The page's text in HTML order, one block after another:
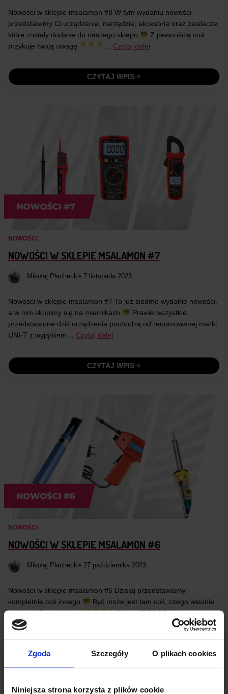
Zgoda Szczegóły O plikach cookies
Niniejsza strona korzysta z plików cookie
Nowości w sklepie msalamon #8 W tym wydaniu nowości
przedstawimy Ci urządzenia, narzędzia, akcesoria oraz zasilacze,
które zostały dodane do naszego sklepu
Z pewnością coś
przykuje twoją uwagę
Czytaj dalej
CZYTAJ WPIS
NOWOŚCI
NOWOŚCI W SKLEPIE MSALAMON #7
Mikołaj Płachecki• 7 listopada 2023
Nowości w sklepie msalamon #7 To już siódme wydanie nowości,
a w nim skupimy się na miernikach
Prawie wszystkie
przedstawione dziś urządzenia pochodzą od renomowanej marki
UNI-T z wyjątkiem… Czytaj dalej
CZYTAJ WPIS
NOWOŚCI
NOWOŚCI W SKLEPIE MSALAMON #6
Mikołaj Płachecki• 27 października 2023
Nowości w sklepie msalamon #6 Dzisiaj przedstawiamy
kompletnie coś innego
Być może jest tam coś, czego właśnie
szukasz! Sprawdź sam
NOWA KATEGORIA W
SKLEP.MSALAMON.PL
W naszym sklepie pojawiła…